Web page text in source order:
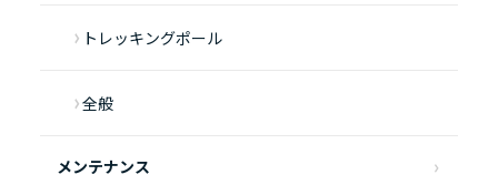
トレッキングポール
全般
メンテナンス